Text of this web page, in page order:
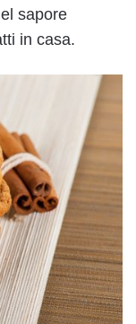
sapore
in casa.